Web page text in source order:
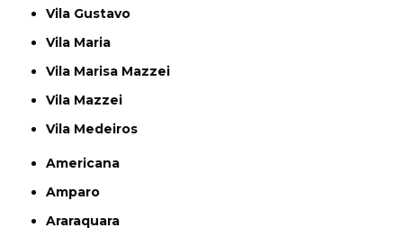
Vila Gustavo
Vila Maria
Vila Marisa Mazzei
Vila Mazzei
Vila Medeiros
Americana
Amparo
Araraquara